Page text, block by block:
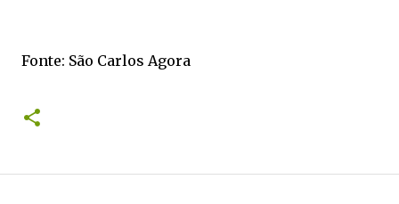
Fonte: São Carlos Agora